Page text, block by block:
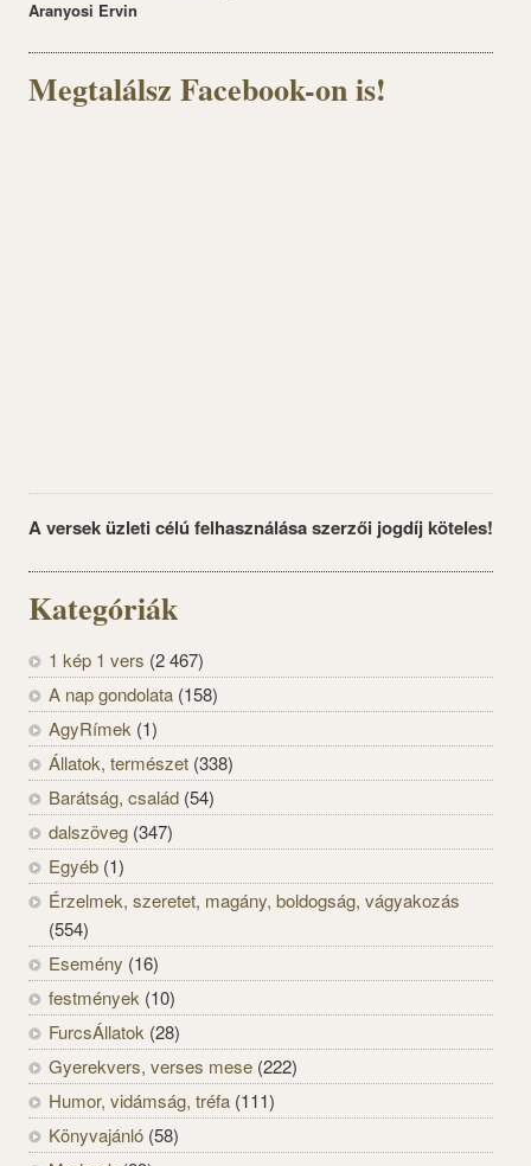
Aranyosi Ervin
Megtalálsz Facebook-on is!
A versek üzleti célú felhasználása szerzői jogdíj köteles!
Kategóriák
1 kép 1 vers (2 467)
A nap gondolata (158)
AgyRímek (1)
Állatok, természet (338)
Barátság, család (54)
dalszöveg (347)
Egyéb (1)
Érzelmek, szeretet, magány, boldogság, vágyakozás
(554)
Esemény (16)
festmények (10)
FurcsÁllatok (28)
Gyerekvers, verses mese (222)
Humor, vidámság, tréfa (111)
Könyvajánló (58)